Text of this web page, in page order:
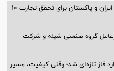
امضای یادداشت تفاهم همکاری ایران و پاکستان برای تحقق تجارت ۱۰
گروه صنعتی شیله و شركت
فاز تازه‌ای شد؛ وقتی کیفیت، مسیر